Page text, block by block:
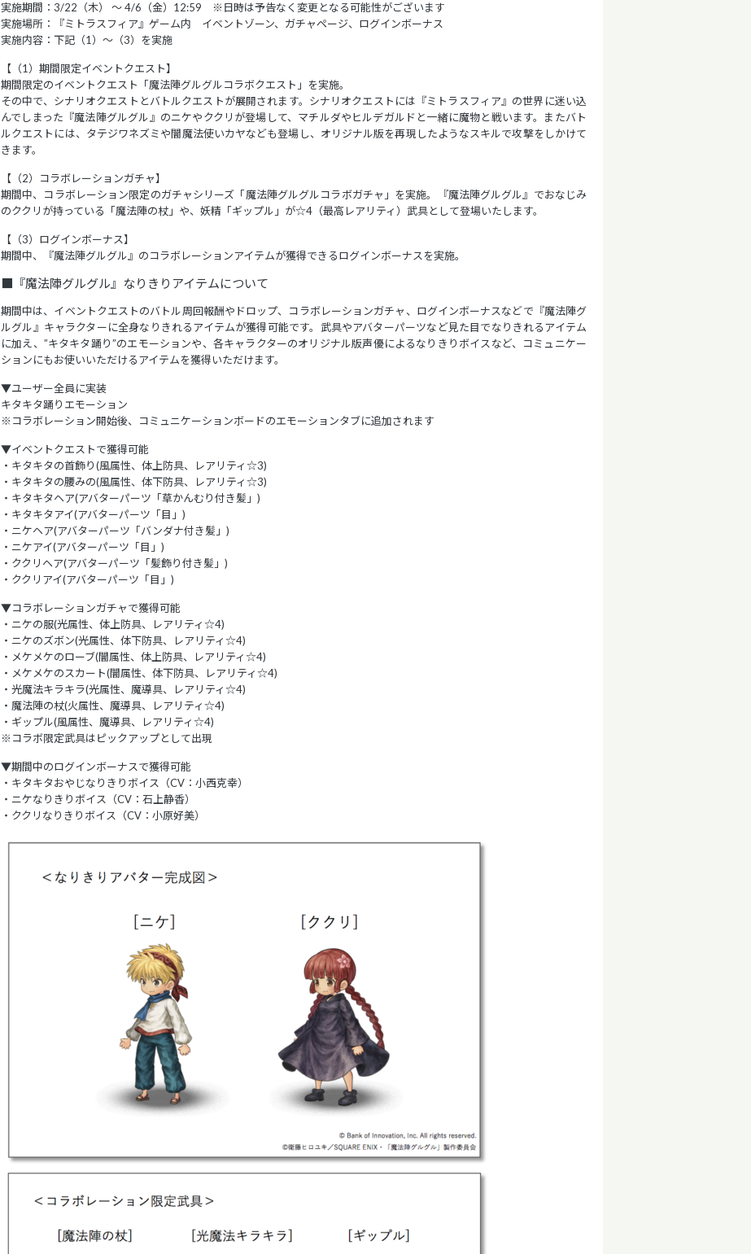
実施期間：3/22（木） 〜 4/6（金）12:59 ※日時は予告なく変更となる可能性がございます
実施場所：『ミトラスフィア』ゲーム内 イベントゾーン、ガチャページ、ログインボーナス
実施内容：下記（1）〜（3）を実施
【（1）期間限定イベントクエスト】
期間限定のイベントクエスト「魔法陣グルグルコラボクエスト」を実施。
その中で、シナリオクエストとバトルクエストが展開されます。シナリオクエストには『ミトラスフィア』の世界に迷い込
んでしまった『魔法陣グルグル』のニケやククリが登場して、マチルダやヒルデガルドと一緒に魔物と戦います。またバト
ルクエストには、タテジワネズミや闇魔法使いカヤなども登場し、オリジナル版を再現したようなスキルで攻撃をしかけて
きます。
【（2）コラボレーションガチャ】
期間中、コラボレーション限定のガチャシリーズ「魔法陣グルグルコラボガチャ」を実施。『魔法陣グルグル』でおなじみ
のククリが持っている「魔法陣の杖」や、妖精「ギップル」が☆4（最高レアリティ）武具として登場いたします。
【（3）ログインボーナス】
期間中、『魔法陣グルグル』のコラボレーションアイテムが獲得できるログインボーナスを実施。
■『魔法陣グルグル』なりきりアイテムについて
期間中は、イベントクエストのバトル周回報酬やドロップ、コラボレーションガチャ、ログインボーナスなどで『魔法陣グ
ルグル』キャラクターに全身なりきれるアイテムが獲得可能です。武具やアバターパーツなど見た目でなりきれるアイテム
に加え、”キタキタ踊り”のエモーションや、各キャラクターのオリジナル版声優によるなりきりボイスなど、コミュニケー
ションにもお使いいただけるアイテムを獲得いただけます。
▼ユーザー全員に実装
キタキタ踊りエモーション
※コラボレーション開始後、コミュニケーションボードのエモーションタブに追加されます
▼イベントクエストで獲得可能
・キタキタの首飾り(風属性、体上防具、レアリティ☆3)
・キタキタの腰みの(風属性、体下防具、レアリティ☆3)
・キタキタヘア(アバターパーツ「草かんむり付き髪」)
・キタキタアイ(アバターパーツ「目」)
・ニケヘア(アバターパーツ「バンダナ付き髪」)
・ニケアイ(アバターパーツ「目」)
・ククリヘア(アバターパーツ「髪飾り付き髪」)
・ククリアイ(アバターパーツ「目」)
▼コラボレーションガチャで獲得可能
・ニケの服(光属性、体上防具、レアリティ☆4)
・ニケのズボン(光属性、体下防具、レアリティ☆4)
・メケメケのローブ(闇属性、体上防具、レアリティ☆4)
・メケメケのスカート(闇属性、体下防具、レアリティ☆4)
・光魔法キラキラ(光属性、魔導具、レアリティ☆4)
・魔法陣の杖(火属性、魔導具、レアリティ☆4)
・ギップル(風属性、魔導具、レアリティ☆4)
※コラボ限定武具はピックアップとして出現
▼期間中のログインボーナスで獲得可能
・キタキタおやじなりきりボイス（CV：小西克幸）
・ニケなりきりボイス（CV：石上静香）
・ククリなりきりボイス（CV：小原好美）